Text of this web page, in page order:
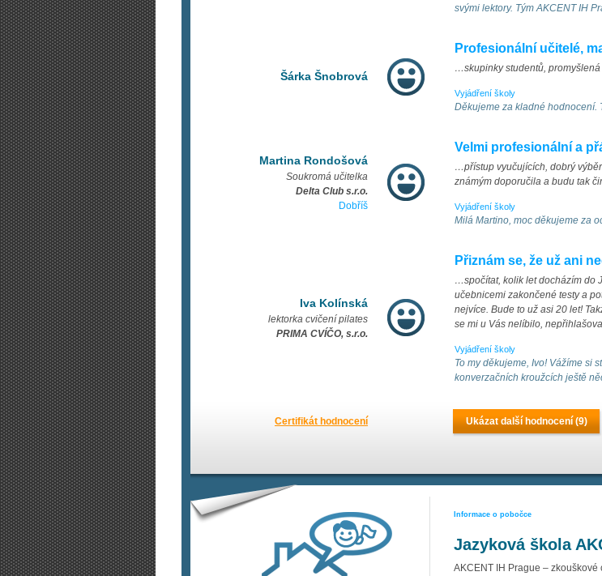
svými lektory. Tým AKCENT IH
Šárka Šnobrová
Profesionální učitelé,
…skupinky studentů,
Vyjádření školy
Děkujeme za kladné hodnocení.
Martina Rondošová
Soukromá učitelka
Delta Club s.r.o.
Dobříš
Velmi profesionální a
…přístup vyučujících, dobrý
známým doporučila a budu tak
Vyjádření školy
Milá Martino, moc děkujeme za
Iva Kolínská
lektorka cvičení pilates
PRIMA CVÍČO, s.r.o.
Přiznám se, že už ani
…spočítat, kolik let docházím do
učebnicemi zakončené testy a
nejvíce. Bude to už asi 20 let!
se mi u Vás nelíbilo,
Vyjádření školy
To my děkujeme, Ivo! Vážíme si
konverzačních kroužcích ještě
Certifikát hodnocení Ukázat další hodnocení (9)
Informace o pobočce
Jazyková škola
AKCENT IH Prague – zkouškové